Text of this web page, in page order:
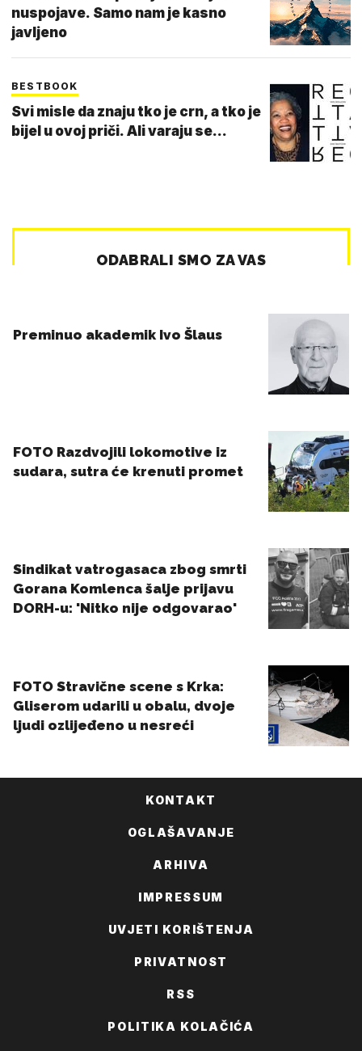
nuspojave. Samo nam je kasno
javljeno
BESTBOOK
Svi misle da znaju tko je crn, a tko je
bijel u ovoj priči. Ali varaju se...
KONTAKT
OGLAŠAVANJE
ARHIVA
IMPRESSUM
UVJETI KORIŠTENJA
PRIVATNOST
RSS
POLITIKA KOLAČIĆA